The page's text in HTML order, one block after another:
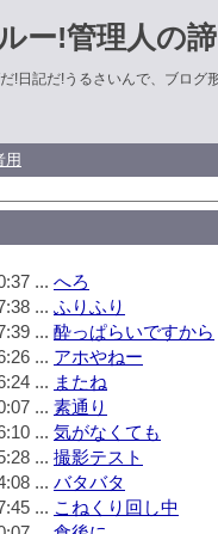
ー!管理人の
!日記だ!うるさいんで、ブログ
用
... へろ
... ふりふり
... 酔っぱらいですから
... アホやねー
... またね
... 素通り
... 気がなくても
... 撮影テスト
... バタバタ
... こねくり回し中